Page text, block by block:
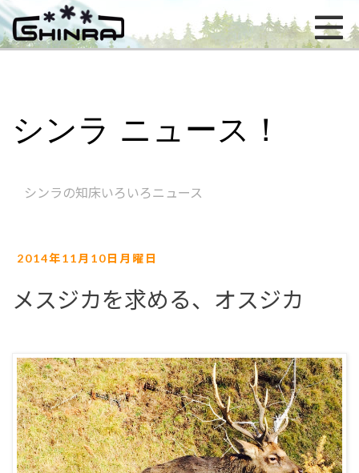
シンラ ニュース！
シンラの知床いろいろニュース
2014年11月10日月曜日
メスジカを求める、オスジカ